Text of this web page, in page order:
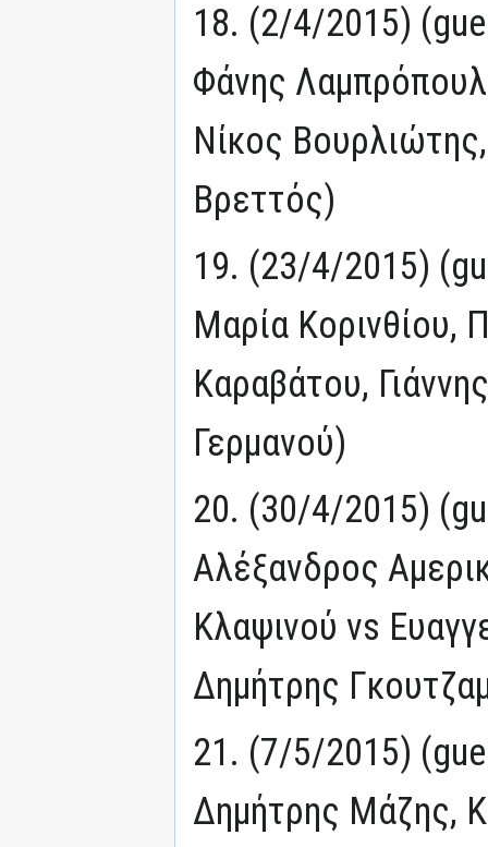
18. (2/4/2015)
Φάνης
Νίκος
Βρεττός)
19. (23/4/2015)
Μαρία Κορινθίου,
Καραβάτου,
Γερμανού)
20. (30/4/2015)
Αλέξανδρος
Κλαψινού vs
Δημήτρης
21. (7/5/2015)
Δημήτρης Μάζης,